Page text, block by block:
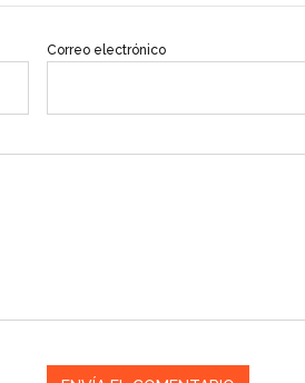
Correo electrónico